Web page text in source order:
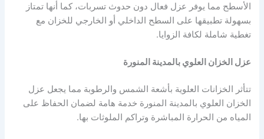
الأسطح مما يوفر عزل فعال دون حدوث تسربات، كما أنها تمتاز
بسهولة تطبيقها على السطح الداخلي أو الخارجي للخزان مع
تغطية شاملة لكافة الزوايا.
عزل الخزان العلوي بالمدينة المنورة
تتأثر الخزانات العلوية بأشعة الشمس والرطوبة مما يجعل عزل
الخزان العلوي بالمدينة المنورة خدمة هامة لضمان الحفاظ على
المياه من الحرارة المباشرة وتراكم الملوثات بها.